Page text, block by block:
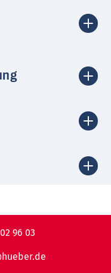
96 03